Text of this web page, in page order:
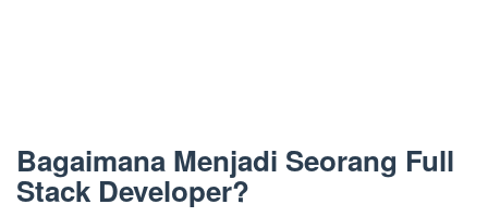
Bagaimana Menjadi Seorang Full
Stack Developer?